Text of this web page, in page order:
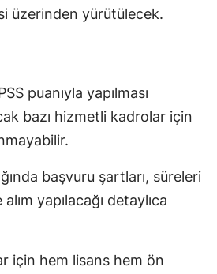
üzerinden yürütülecek.
puanıyla yapılması
bazı hizmetli kadrolar için
başvuru şartları, süreleri
yapılacağı detaylıca
için hem lisans hem ön